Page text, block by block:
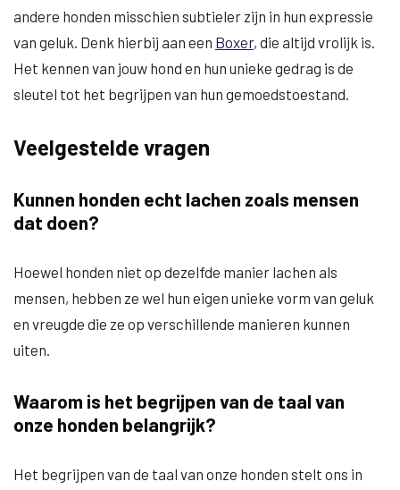
andere honden misschien subtieler zijn in hun expressie
van geluk. Denk hierbij aan een Boxer, die altijd vrolijk is.
Het kennen van jouw hond en hun unieke gedrag is de
sleutel tot het begrijpen van hun gemoedstoestand.
Veelgestelde vragen
Kunnen honden echt lachen zoals mensen
dat doen?
Hoewel honden niet op dezelfde manier lachen als
mensen, hebben ze wel hun eigen unieke vorm van geluk
en vreugde die ze op verschillende manieren kunnen
uiten.
Waarom is het begrijpen van de taal van
onze honden belangrijk?
Het begrijpen van de taal van onze honden stelt ons in